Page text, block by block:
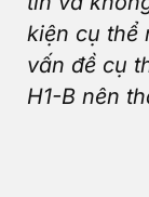
kiện cụ thể
vấn đề cụ
H1-B nên